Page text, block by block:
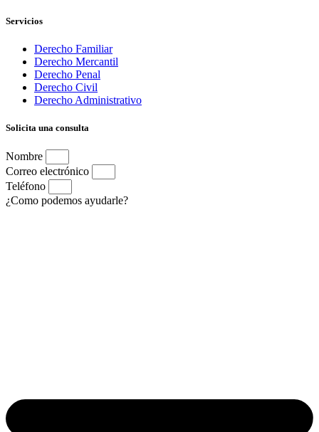
Servicios
Derecho Familiar
Derecho Mercantil
Derecho Penal
Derecho Civil
Derecho Administrativo
Solicita una consulta
Nombre
Correo electrónico
Teléfono
¿Como podemos ayudarle?